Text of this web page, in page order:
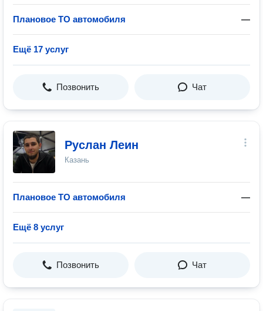
Плановое ТО автомобиля —
Ещё 17 услуг
Позвонить Чат
Руслан Леин
Казань
Плановое ТО автомобиля —
Ещё 8 услуг
Позвонить Чат